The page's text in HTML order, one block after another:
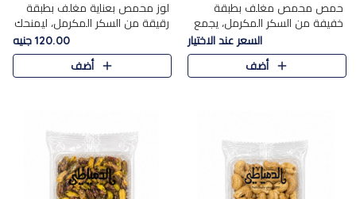
حمص محمص مغلف بطبقة
خفيفة من السكر المكرمل، يجمع
بين القرمشة المميزة والطعم
الشرقي الأصيل في واحدة من أشهر
حلويات الموسم.
السعر عند الاختيار
أضف
لوز محمص بعناية مغلف بطبقة
رقيقة من السكر المكرمل، ليمنحك
قرمشة راقية ونكهة غنية تبرز
فخامة اللوز في كل قطعة.
120.00 جنيه
أضف